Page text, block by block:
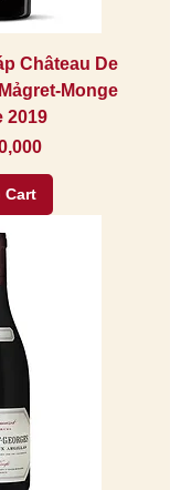
Château De
Monge
2019
Cart